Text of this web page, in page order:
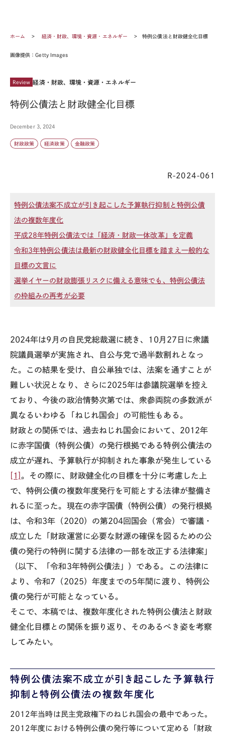
ホーム 経済・財政、環境・資源・エネルギー 特例公債法と財政健全化目標
画像提供：Getty Images
Review 経済・財政、環境・資源・エネルギー
特例公債法と財政健全化目標
December 3, 2024
財政政策 経済政策 金融政策
R-2024-061
特例公債法案不成立が引き起こした予算執行抑制と特例公債
法の複数年度化
平成28年特例公債法では「経済・財政一体改革」を定義
令和3年特例公債法は最新の財政健全化目標を踏まえ一般的な
目標の文言に
選挙イヤーの財政膨張リスクに備える意味でも、特例公債法
の枠組みの再考が必要
2024年は9月の自民党総裁選に続き、10月27日に衆議
院議員選挙が実施され、自公与党で過半数割れとなっ
た。この結果を受け、自公単独では、法案を通すことが
難しい状況となり、さらに2025年は参議院選挙を控え
ており、今後の政治情勢次第では、衆参両院の多数派が
異なるいわゆる「ねじれ国会」の可能性もある。
財政との関係では、過去ねじれ国会において、2012年
に赤字国債（特例公債）の発行根拠である特例公債法の
成立が遅れ、予算執行が抑制された事象が発生している
[1] 。その際に、財政健全化の目標を十分に考慮した上
で、特例公債の複数年度発行を可能とする法律が整備さ
れるに至った。現在の赤字国債（特例公債）の発行根拠
は、令和3年（2020）の第204回国会（常会）で審議・
成立した「財政運営に必要な財源の確保を図るための公
債の発行の特例に関する法律の一部を改正する法律案」
（以下、「令和3年特例公債法」）である。この法律に
より、令和7（2025）年度までの5年間に渡り、特例公
債の発行が可能となっている。
そこで、本稿では、複数年度化された特例公債法と財政
健全化目標との関係を振り返り、そのあるべき姿を考察
してみたい。
特例公債法案不成立が引き起こした予算執行
抑制と特例公債法の複数年度化
2012年当時は民主党政権下のねじれ国会の最中であった。
2012年度 における特例公債の発行等について定める「財政